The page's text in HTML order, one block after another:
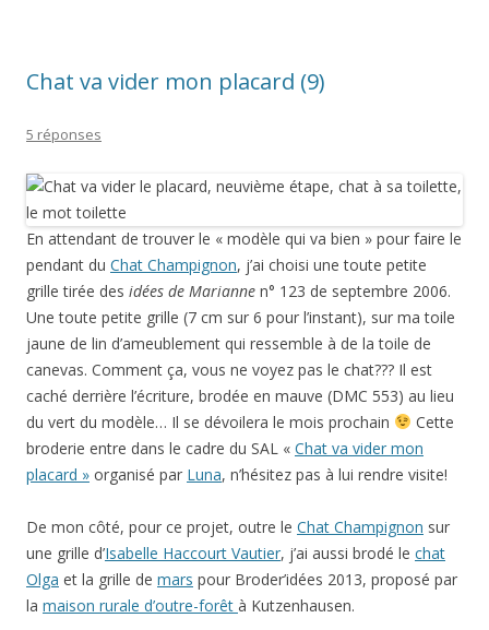
Chat va vider mon placard (9)
5 réponses
En attendant de trouver le « modèle qui va bien » pour faire le
pendant du Chat Champignon, j’ai choisi une toute petite
grille tirée des idées de Marianne n° 123 de septembre 2006.
Une toute petite grille (7 cm sur 6 pour l’instant), sur ma toile
jaune de lin d’ameublement qui ressemble à de la toile de
canevas. Comment ça, vous ne voyez pas le chat??? Il est
caché derrière l’écriture, brodée en mauve (DMC 553) au lieu
du vert du modèle… Il se dévoilera le mois prochain
Cette
broderie entre dans le cadre du SAL « Chat va vider mon
placard » organisé par Luna, n’hésitez pas à lui rendre visite!
De mon côté, pour ce projet, outre le Chat Champignon sur
une grille d’Isabelle Haccourt Vautier, j’ai aussi brodé le chat
Olga et la grille de mars pour Broder’idées 2013, proposé par
la maison rurale d’outre-forêt à Kutzenhausen.